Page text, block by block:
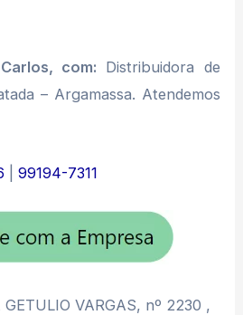
com: Distribuidora de
– Argamassa. Atendemos
|99194-7311
GETULIO VARGAS, nº 2230 ,